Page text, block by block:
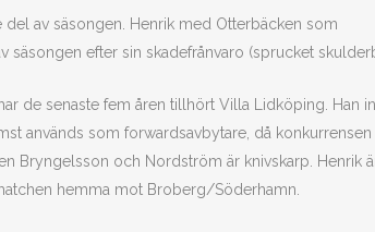
av säsongen. Henrik med Otterbäcken som
efter sin skadefrånvaro (sprucket
de senaste fem åren tillhört Villa Lidköping. Han
används som forwardsavbytare, då konkurrensen
Bryngelsson och Nordström är knivskarp. Henrik
hemma mot Broberg/Söderhamn.